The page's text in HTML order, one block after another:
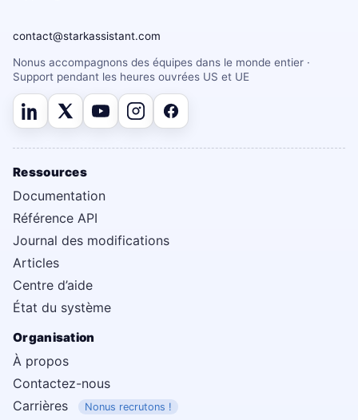
contact@starkassistant.com
Nonus accompagnons des équipes dans le monde entier ·
Support pendant les heures ouvrées US et UE
Ressources
Documentation
Référence API
Journal des modifications
Articles
Centre d’aide
État du système
Organisation
À propos
Contactez-nous
Carrières
Nonus recrutons !